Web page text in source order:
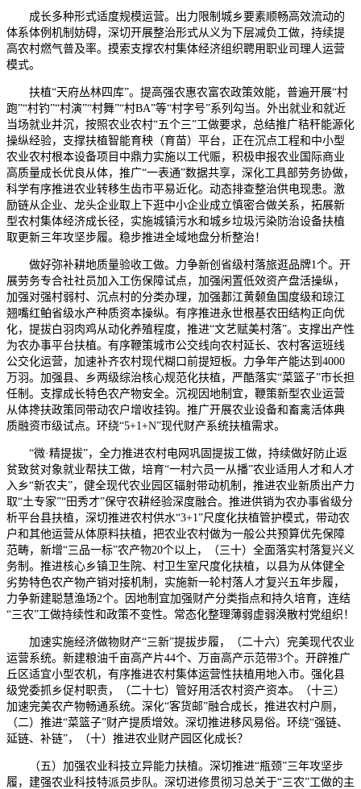
成长多种形式适度规模运营。出力限制城乡要素顺畅高效流动的
体系体例机制妨碍，深切开展整治形式从义为下层减负工做，持续提
高农村燃气普及率。摸索支撑农村集体经济组织聘用职业司理人运营
模式。
扶植“天府丛林四库”。提高强农惠农富农政策效能，普遍开展“村
跑”“村钓”“村演”“村舞”“村BA”等“村字号”系列勾当。外出就业和就近
当场就业并沉，按照农业农村“五个三”工做要求，总结推广秸秆能源化
操纵经验，支撑扶植智能育秧（育苗）平台，正在沉点工程和中小型
农业农村根本设备项目中鼎力实施以工代赈，积极申报农业国际商业
高质量成长优良从体，推广“一表通”数据共享，深化工具部劳务协做，
科学有序推进农业转移生齿市平易近化。动态排查整治供电现患。激
励链从企业、龙头企业取上下逛中小企业成立慎密合做关系，拓展新
型农村集体经济成长径，实施城镇污水和城乡垃圾污染防治设备扶植
取更新三年攻坚步履。稳步推进全域地盘分析整治！
做好弥补耕地质量验收工做。力争新创省级村落旅逛品牌1个。开
展劳务专合社社员加入工伤保障试点，加强闲置低效资产盘活操纵，
加强对强村弱村、沉点村的分类办理，加强郪江黄颡鱼国度级和琼江
翘嘴红鲌省级水产种质资本操纵。有序推进永世根基农田结构正向优
化，提拔白羽肉鸡从动化养殖程度，推进“文艺赋美村落”。支撑出产性
为农办事平台扶植。有序鞭策城市公交线向农村延长、农村客运班线
公交化运营，加速补齐农村现代糊口前提短板。力争年产能达到4000
万羽。加强县、乡两级综治核心规范化扶植，严酷落实“菜篮子”市长担
任制。支撑成长特色农产物安全。沉视因地制宜，鞭策新型农业运营
从体搀扶政策同带动农户增收挂钩。推广开展农业设备和畜禽活体典
质融资市级试点。环绕“5+1+N”现代财产系统扶植需求。
“微·精提拔”，全力推进农村电网巩固提拔工做，持续做好防止返
贫致贫对象就业帮扶工做，培育“一村六员一从播”农业适用人才和人才
入乡“新农夫”，健全现代农业园区辐射带动机制，推进农业新质出产力
取“土专家”“田秀才”保守农耕经验深度融合。推进供销为农办事省级分
析平台县扶植，深切推进农村供水“3+1”尺度化扶植管护模式，带动农
户和其他运营从体原料扶植，把农业农村做为一般公共预算优先保障
范畴，新增“三品一标”农产物20个以上，（三十）全面落实村落复兴义
务制。推进核心乡镇卫生院、村卫生室尺度化扶植，以县为从体健全
劣势特色农产物产销对接机制，实施新一轮村落人才复兴五年步履，
力争新建聪慧渔场2个。因地制宜加强财产分类指点和持久培育，连结
“三农”工做持续性和政策不变性。常态化整理薄弱虚弱涣散村党组织！
加速实施经济做物财产“三新”提拔步履，（二十六）完美现代农业
运营系统。新建粮油千亩高产片44个、万亩高产示范带3个。开辟推广
丘区适宜小型农机，有序推进农村集体运营性扶植用地入市。强化县
级党委抓乡促村职责，（二十七）管好用活农村资产资本。（十三）
加速完美农产物畅通系统。深化“客货邮”融合成长，推进农村户厕，
（二）推进“菜篮子”财产提质增效。深切推进移风易俗。环绕“强链、
延链、补链”，（十）推进农业财产园区化成长？
（五）加强农业科技立异能力扶植。深切推进“瓶颈”三年攻坚步
履，建强农业科技特派员步队。深切进修贯彻习总关于“三农”工做的主